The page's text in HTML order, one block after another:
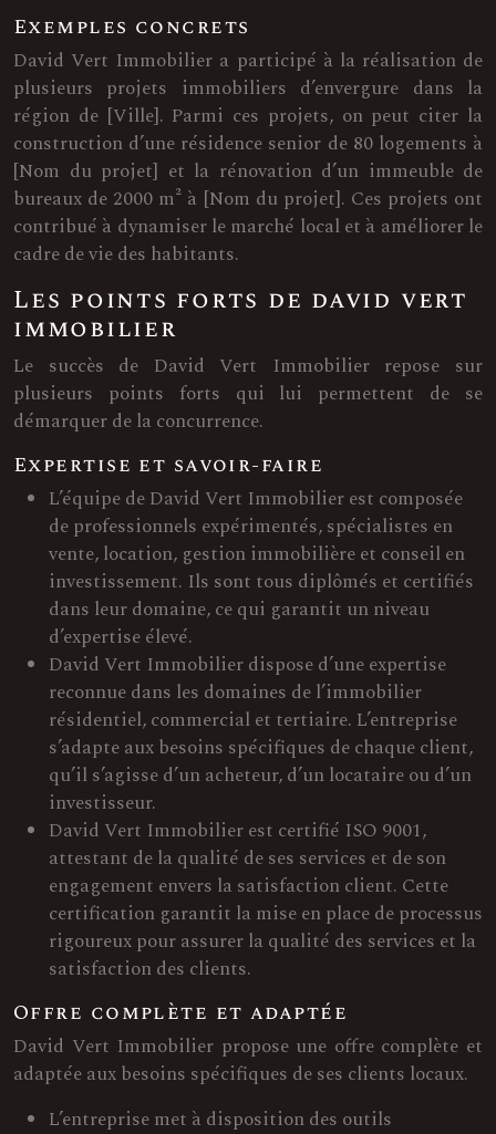
Exemples concrets
David Vert Immobilier a participé à la réalisation de
plusieurs projets immobiliers d’envergure dans la
région de [Ville]. Parmi ces projets, on peut citer la
construction d’une résidence senior de 80 logements à
[Nom du projet] et la rénovation d’un immeuble de
bureaux de 2000 m² à [Nom du projet]. Ces projets ont
contribué à dynamiser le marché local et à améliorer le
cadre de vie des habitants.
Les points forts de david vert
immobilier
Le succès de David Vert Immobilier repose sur
plusieurs points forts qui lui permettent de se
démarquer de la concurrence.
Expertise et savoir-faire
L’équipe de David Vert Immobilier est composée
de professionnels expérimentés, spécialistes en
vente, location, gestion immobilière et conseil en
investissement. Ils sont tous diplômés et certifiés
dans leur domaine, ce qui garantit un niveau
d’expertise élevé.
David Vert Immobilier dispose d’une expertise
reconnue dans les domaines de l’immobilier
résidentiel, commercial et tertiaire. L’entreprise
s’adapte aux besoins spécifiques de chaque client,
qu’il s’agisse d’un acheteur, d’un locataire ou d’un
investisseur.
David Vert Immobilier est certifié ISO 9001,
attestant de la qualité de ses services et de son
engagement envers la satisfaction client. Cette
certification garantit la mise en place de processus
rigoureux pour assurer la qualité des services et la
satisfaction des clients.
Offre complète et adaptée
David Vert Immobilier propose une offre complète et
adaptée aux besoins spécifiques de ses clients locaux.
L’entreprise met à disposition des outils